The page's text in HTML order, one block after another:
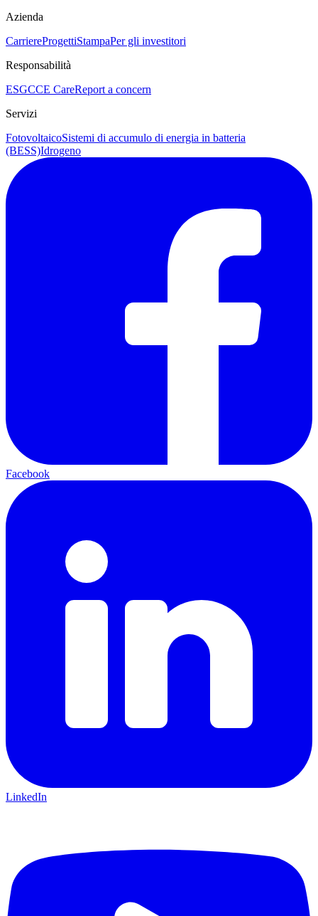
Azienda
CarriereProgettiStampaPer gli investitori
Responsabilità
ESGCCE CareReport a concern
Servizi
FotovoltaicoSistemi di accumulo di energia in batteria
(BESS)Idrogeno
Facebook
LinkedIn